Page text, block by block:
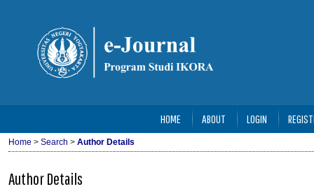
HOME ABOUT LOGIN
Home > Search > Author Details
Author Details